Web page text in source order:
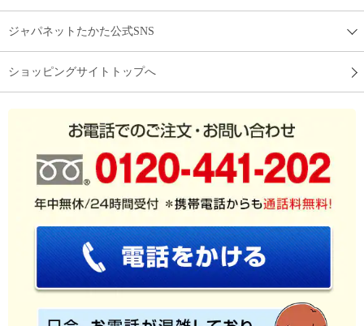
ジャパネットたかた公式SNS
ショッピングサイトトップへ